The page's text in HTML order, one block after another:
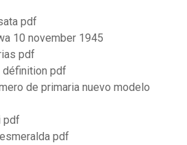
pdf
10 november 1945
pdf
définition pdf
de primaria nuevo modelo
pdf
pdf